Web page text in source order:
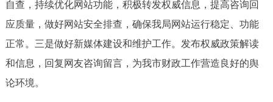
自查，持续优化网站功能，积极转发权威信息，提高咨询回
应质量，做好网站安全排查，确保我局网站运行稳定、功能
正常。三是做好新媒体建设和维护工作。发布权威政策解读
和信息，回复网友咨询留言，为我市财政工作营造良好的舆
论环境。